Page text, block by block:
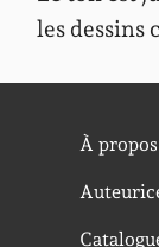
les dessins
À propos